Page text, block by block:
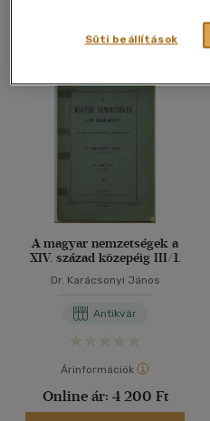
A magyar nemzetségek a
XIV. század közepéig III/1.
Dr. Karácsonyi János
Antikvár
Árinformációk
Online ár: 4 200 Ft
Süti beállítások